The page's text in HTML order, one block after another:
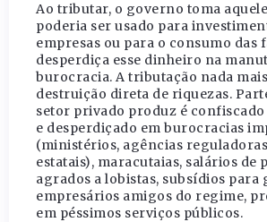
Ao tributar, o governo toma
poderia ser usado para
empresas ou para o consumo das
desperdiça esse dinheiro na
burocracia. A tributação nada
destruição direta de riquezas.
setor privado produz é
e desperdiçado em burocracias
(ministérios, agências
estatais), maracutaias, salários de
agrados a lobistas, subsídios para
empresários amigos do regime,
em péssimos serviços públicos.